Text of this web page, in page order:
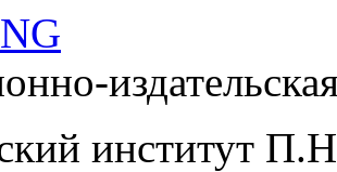
институт